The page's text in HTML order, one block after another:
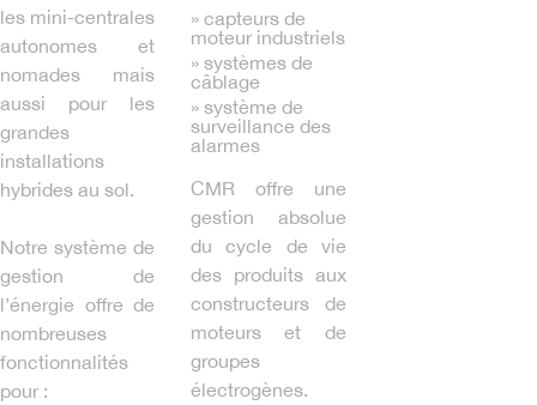
les mini-centrales
autonomes et
nomades mais
aussi pour les
grandes
installations
hybrides au sol.
Notre système de
gestion de
l’énergie offre de
nombreuses
fonctionnalités
pour :
» capteurs de
moteur industriels
» systèmes de
câblage
» système de
surveillance des
alarmes
CMR offre une
gestion absolue
du cycle de vie
des produits aux
constructeurs de
moteurs et de
groupes
électrogènes.